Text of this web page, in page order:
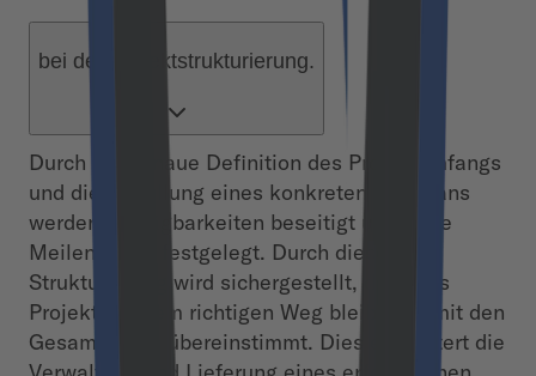
bei der Projektstrukturierung.
Durch die genaue Definition des Projektumfangs
und die Erstellung eines konkreten Fahrplans
werden Unwägbarkeiten beseitigt und klare
Meilensteine festgelegt. Durch diese
Strukturierung wird sichergestellt, dass das
Projekt auf dem richtigen Weg bleibt und mit den
Gesamtzielen übereinstimmt. Dies erleichtert die